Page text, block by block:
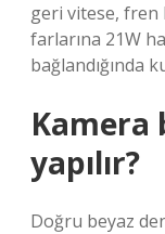
geri vitese, fren
farlarına 21W
bağlandığında
Kamera
yapılır?
Doğru beyaz